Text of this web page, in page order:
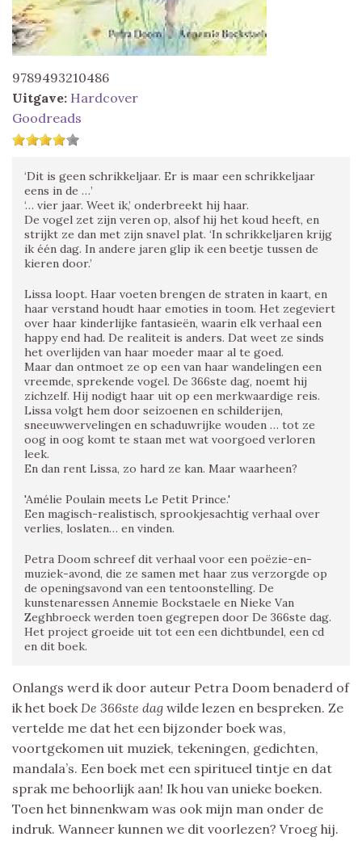
9789493210486
Uitgave: Hardcover
Goodreads
‘Dit is geen schrikkeljaar. Er is maar een schrikkeljaar
eens in de …’
‘… vier jaar. Weet ik,’ onderbreekt hij haar.
De vogel zet zijn veren op, alsof hij het koud heeft, en
strijkt ze dan met zijn snavel plat. ‘In schrikkeljaren krijg
ik één dag. In andere jaren glip ik een beetje tussen de
kieren door.’
Lissa loopt. Haar voeten brengen de straten in kaart, en
haar verstand houdt haar emoties in toom. Het zegeviert
over haar kinderlijke fantasieën, waarin elk verhaal een
happy end had. De realiteit is anders. Dat weet ze sinds
het overlijden van haar moeder maar al te goed.
Maar dan ontmoet ze op een van haar wandelingen een
vreemde, sprekende vogel. De 366ste dag, noemt hij
zichzelf. Hij nodigt haar uit op een merkwaardige reis.
Lissa volgt hem door seizoenen en schilderijen,
sneeuwwervelingen en schaduwrijke wouden … tot ze
oog in oog komt te staan met wat voorgoed verloren
leek.
En dan rent Lissa, zo hard ze kan. Maar waarheen?
'Amélie Poulain meets Le Petit Prince.'
Een magisch-realistisch, sprookjesachtig verhaal over
verlies, loslaten… en vinden.
Petra Doom schreef dit verhaal voor een poëzie-en-
muziek-avond, die ze samen met haar zus verzorgde op
de openingsavond van een tentoonstelling. De
kunstenaressen Annemie Bockstaele en Nieke Van
Zeghbroeck werden toen gegrepen door De 366ste dag.
Het project groeide uit tot een een dichtbundel, een cd
en dit boek.
Onlangs werd ik door auteur Petra Doom benaderd of
ik het boek De 366ste dag wilde lezen en bespreken. Ze
vertelde me dat het een bijzonder boek was,
voortgekomen uit muziek, tekeningen, gedichten,
mandala’s. Een boek met een spiritueel tintje en dat
sprak me behoorlijk aan! Ik hou van unieke boeken.
Toen het binnenkwam was ook mijn man onder de
indruk. Wanneer kunnen we dit voorlezen? Vroeg hij.